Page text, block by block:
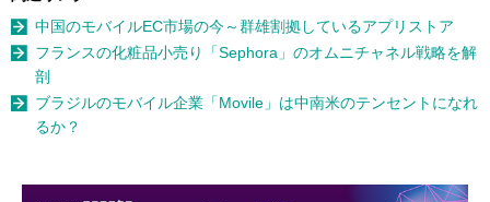
中国のモバイルEC市場の今～群雄割拠しているアプリストア
フランスの化粧品小売り「Sephora」のオムニチャネル戦略を解
剖
ブラジルのモバイル企業「Movile」は中南米のテンセントになれ
るか？